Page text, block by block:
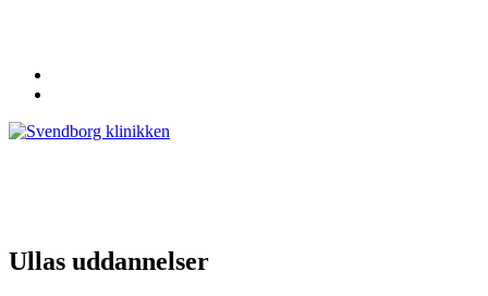
Ullas uddannelser